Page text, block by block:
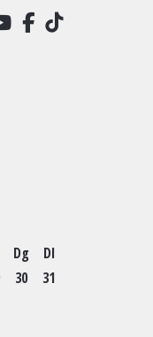
a instagram
Link a youtube
Link aLink a
Dg
30
Dl
31